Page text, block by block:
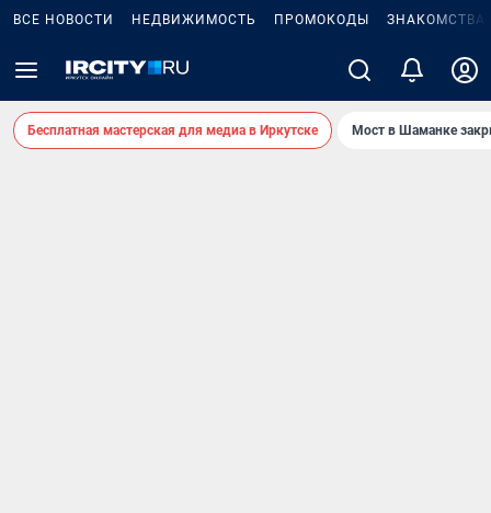
ВСЕ НОВОСТИ НЕДВИЖИМОСТЬ ПРОМОКОДЫ ЗНАКОМСТВА
Бесплатная мастерская для медиа в Иркутске Мост в Шаманке